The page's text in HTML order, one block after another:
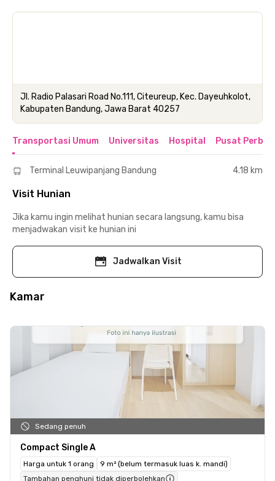
Jl. Radio Palasari Road No.111, Citeureup, Kec. Dayeuhkolot,
Kabupaten Bandung, Jawa Barat 40257
Transportasi Umum Universitas Hospital Pusat
Terminal Leuwipanjang Bandung 4.18 km
Visit Hunian
Jika kamu ingin melihat hunian secara langsung, kamu bisa
menjadwakan visit ke hunian ini
Jadwalkan Visit
Kamar
Sedang penuh
Compact Single A
Harga untuk 1 orang
9 m² (belum termasuk luas k. mandi)
Tambahan penghuni tidak diperbolehkan